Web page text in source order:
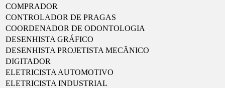
COMPRADOR
CONTROLADOR DE PRAGAS
COORDENADOR DE ODONTOLOGIA
DESENHISTA GRÁFICO
DESENHISTA PROJETISTA MECÃNICO
DIGITADOR
ELETRICISTA AUTOMOTIVO
ELETRICISTA INDUSTRIAL